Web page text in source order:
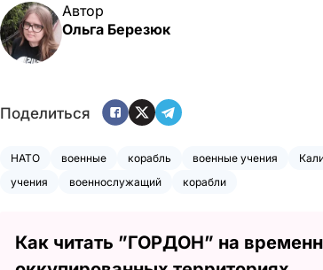
Автор
Ольга Березюк
Поделиться
НАТО военные корабль военные учения
учения
военнослужащий корабли
Как читать ”ГОРДОН” на